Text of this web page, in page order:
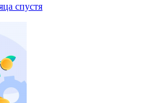
спустя